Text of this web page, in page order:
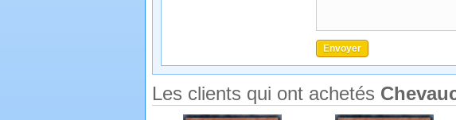
Les clients qui ont achetés